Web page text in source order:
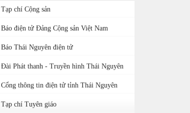
Tạp chí Cộng sản
Báo điện tử Đảng Cộng sản Việt Nam
Báo Thái Nguyên điện tử
Đài Phát thanh - Truyền hình Thái Nguyên
Cổng thông tin điện tử tỉnh Thái Nguyên
Tạp chí Tuyên giáo